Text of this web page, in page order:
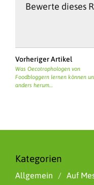
Bewerte dieses
Vorheriger Artikel
Was Oecotrophologen von
Foodbloggern lernen können
anders herum…
Kategorien
Allgemein
Auf